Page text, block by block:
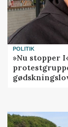
POLITIK
»Nu stopper